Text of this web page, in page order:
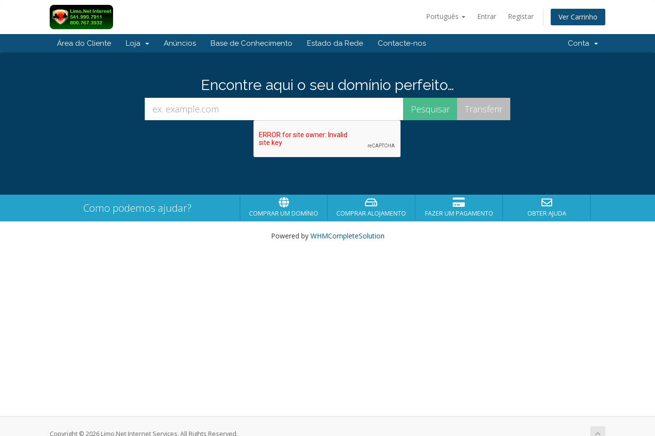
Português Entrar Registar Ver Carrinho
Área do Cliente Loja Anúncios Base de Conhecimento Estado da Rede Contacte-nos Conta
Encontre aqui o seu domínio perfeito…
Como podemos ajudar? COMPRAR UM DOMÍNIO COMPRAR ALOJAMENTO FAZER UM PAGAMENTO OBTER AJUDA
Powered by WHMCompleteSolution
Copyright © 2026 Limo.Net Internet Services. All Rights Reserved.